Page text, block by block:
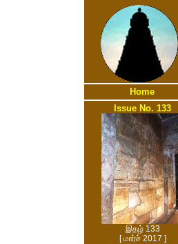
Home
Issue No. 133
இதழ் 133
[ மார்ச் 2017 ]